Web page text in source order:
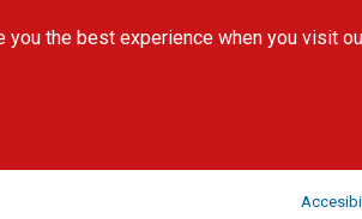
the best experience when you visit